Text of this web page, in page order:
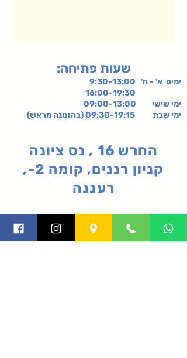
:שעות פתיחה
ימים א' - ה' 9:30-13:00
ימי שישי 09:00-13:00
ימי שבת 09:30-19:15 (בהזמנה מראש)
החרש 16 , נס ציונה
קניון רננים, קומה 2-,
רעננה